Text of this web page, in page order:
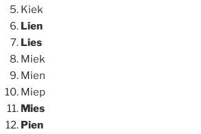
Kiek
Lien
Lies
Miek
Mien
Miep
Mies
Pien